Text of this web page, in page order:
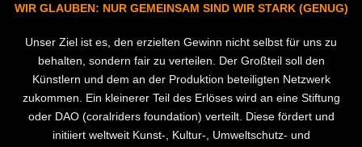
WIR GLAUBEN: NUR GEMEINSAM SIND WIR STARK (GENUG)
Unser Ziel ist es, den erzielten Gewinn nicht selbst für uns zu
behalten, sondern fair zu verteilen. Der Großteil soll den
Künstlern und dem an der Produktion beteiligten Netzwerk
zukommen. Ein kleinerer Teil des Erlöses wird an eine Stiftung
oder DAO (coralriders foundation) verteilt. Diese fördert und
initiiert weltweit Kunst-, Kultur-, Umweltschutz- und